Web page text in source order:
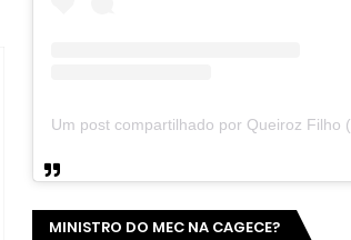
MINISTRO DO MEC NA CAGECE?